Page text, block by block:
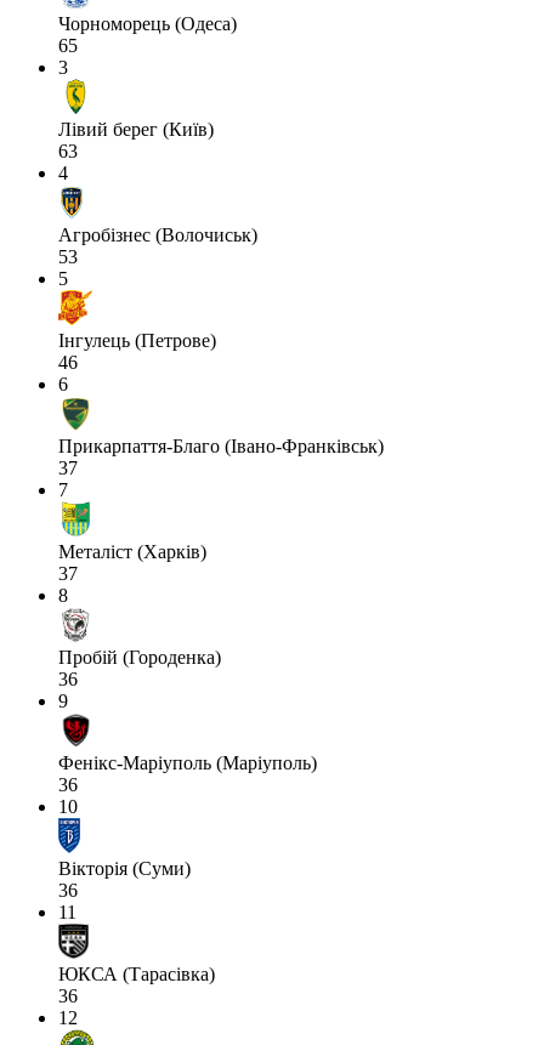
Чорноморець (Одеса)
65
3
Лівий берег (Київ)
63
4
Агробізнес (Волочиськ)
53
5
Інгулець (Петрове)
46
6
Прикарпаття-Благо (Івано-Франківськ)
37
7
Металіст (Харків)
37
8
Пробій (Городенка)
36
9
Фенікс-Маріуполь (Маріуполь)
36
10
Вікторія (Суми)
36
11
ЮКСА (Тарасівка)
36
12